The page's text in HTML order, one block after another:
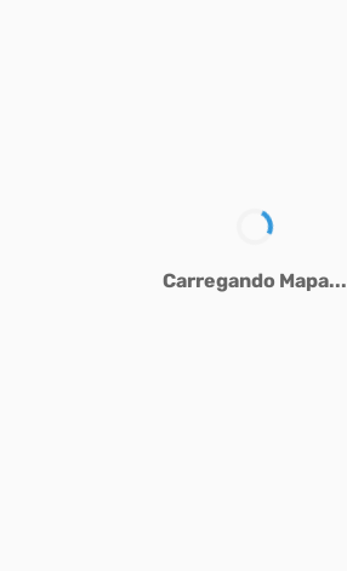
Carregando Mapa...